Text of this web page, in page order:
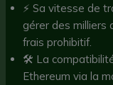
⚡️ Sa vitesse de
gérer des milliers
frais prohibitif.
🛠 La
Ethereum via la